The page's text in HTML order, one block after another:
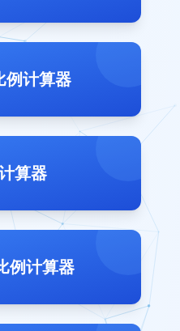
例计算器
算器
例计算器